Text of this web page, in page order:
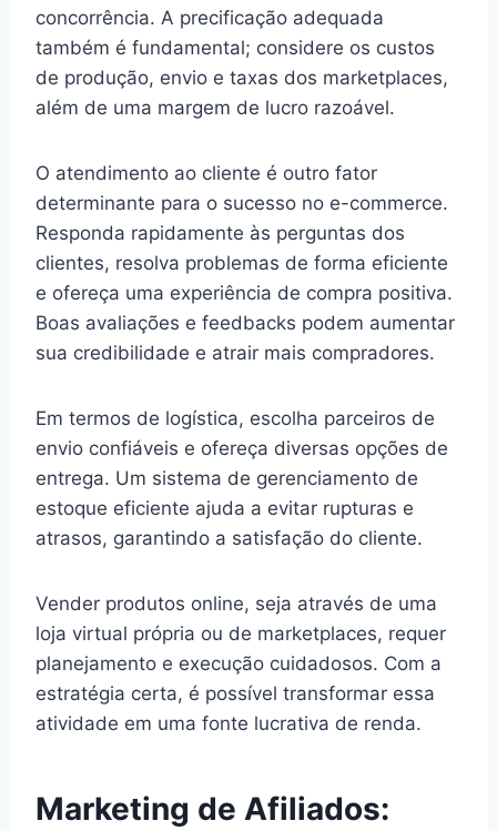
concorrência. A precificação adequada
também é fundamental; considere os custos
de produção, envio e taxas dos marketplaces,
além de uma margem de lucro razoável.
O atendimento ao cliente é outro fator
determinante para o sucesso no e-commerce.
Responda rapidamente às perguntas dos
clientes, resolva problemas de forma eficiente
e ofereça uma experiência de compra positiva.
Boas avaliações e feedbacks podem aumentar
sua credibilidade e atrair mais compradores.
Em termos de logística, escolha parceiros de
envio confiáveis e ofereça diversas opções de
entrega. Um sistema de gerenciamento de
estoque eficiente ajuda a evitar rupturas e
atrasos, garantindo a satisfação do cliente.
Vender produtos online, seja através de uma
loja virtual própria ou de marketplaces, requer
planejamento e execução cuidadosos. Com a
estratégia certa, é possível transformar essa
atividade em uma fonte lucrativa de renda.
Marketing de Afiliados: